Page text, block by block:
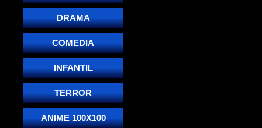
DRAMA
COMEDIA
INFANTIL
TERROR
ANIME 100X100